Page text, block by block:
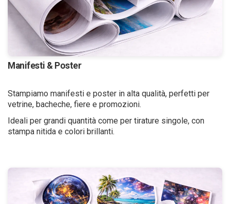
Manifesti & Poster
Stampiamo manifesti e poster in alta qualità, perfetti per
vetrine, bacheche, fiere e promozioni.
Ideali per grandi quantità come per tirature singole, con
stampa nitida e colori brillanti.